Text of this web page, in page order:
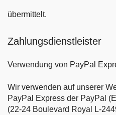
übermittelt.
Zahlungsdienstleister
Verwendung von PayPal
Wir verwenden auf unserer
PayPal Express der PayPal
(22-24 Boulevard Royal L-